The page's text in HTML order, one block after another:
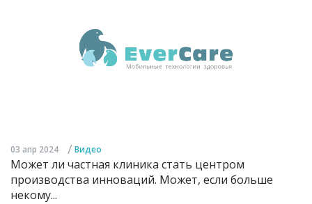
03 апр 2024 / Видео
Может ли частная клиника стать центром
производства инноваций. Может, если больше
некому...